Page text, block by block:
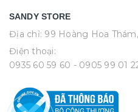
SANDY STORE
Địa chỉ: 99 Hoàng Hoa
Điện thoại:
0935 60 59 60 - 0905 99 01